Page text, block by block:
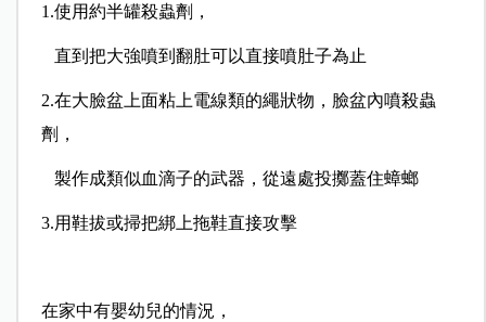
1.使用約半罐殺蟲劑，
直到把大強噴到翻肚可以直接噴肚子為止
2.在大臉盆上面粘上電線類的繩狀物，臉盆內噴殺蟲
劑，
製作成類似血滴子的武器，從遠處投擲蓋住蟑螂
3.用鞋拔或掃把綁上拖鞋直接攻擊
在家中有嬰幼兒的情況，